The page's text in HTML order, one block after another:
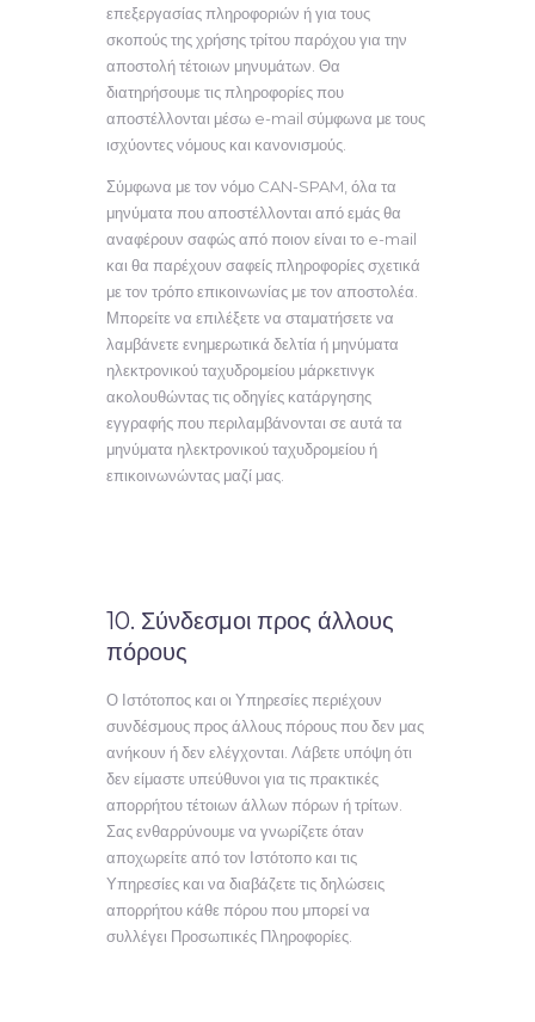
επεξεργασίας πληροφοριών ή για τους
σκοπούς της χρήσης τρίτου παρόχου για την
αποστολή τέτοιων μηνυμάτων. Θα
διατηρήσουμε τις πληροφορίες που
αποστέλλονται μέσω e-mail σύμφωνα με τους
ισχύοντες νόμους και κανονισμούς.
Σύμφωνα με τον νόμο CAN-SPAM, όλα τα
μηνύματα που αποστέλλονται από εμάς θα
αναφέρουν σαφώς από ποιον είναι το e-mail
και θα παρέχουν σαφείς πληροφορίες σχετικά
με τον τρόπο επικοινωνίας με τον αποστολέα.
Μπορείτε να επιλέξετε να σταματήσετε να
λαμβάνετε ενημερωτικά δελτία ή μηνύματα
ηλεκτρονικού ταχυδρομείου μάρκετινγκ
ακολουθώντας τις οδηγίες κατάργησης
εγγραφής που περιλαμβάνονται σε αυτά τα
μηνύματα ηλεκτρονικού ταχυδρομείου ή
επικοινωνώντας μαζί μας.
10. Σύνδεσμοι προς άλλους
πόρους
Ο Ιστότοπος και οι Υπηρεσίες περιέχουν
συνδέσμους προς άλλους πόρους που δεν μας
ανήκουν ή δεν ελέγχονται. Λάβετε υπόψη ότι
δεν είμαστε υπεύθυνοι για τις πρακτικές
απορρήτου τέτοιων άλλων πόρων ή τρίτων.
Σας ενθαρρύνουμε να γνωρίζετε όταν
αποχωρείτε από τον Ιστότοπο και τις
Υπηρεσίες και να διαβάζετε τις δηλώσεις
απορρήτου κάθε πόρου που μπορεί να
συλλέγει Προσωπικές Πληροφορίες.